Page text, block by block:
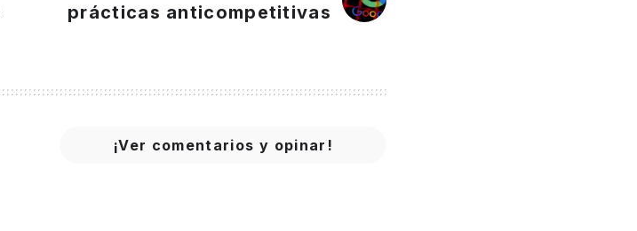
prácticas anticompetitivas
¡Ver comentarios y opinar!